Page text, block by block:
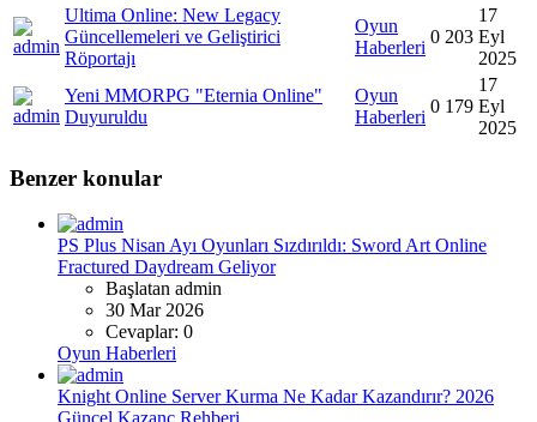
Ultima Online: New Legacy
Güncellemeleri ve Geliştirici
Röportajı
Oyun
Haberleri
0 203
17
Eyl
2025
Yeni MMORPG "Eternia Online"
Duyuruldu
Oyun
Haberleri
0 179
17
Eyl
2025
Benzer konular
PS Plus Nisan Ayı Oyunları Sızdırıldı: Sword Art Online
Fractured Daydream Geliyor
Başlatan admin
30 Mar 2026
Cevaplar: 0
Oyun Haberleri
Knight Online Server Kurma Ne Kadar Kazandırır? 2026